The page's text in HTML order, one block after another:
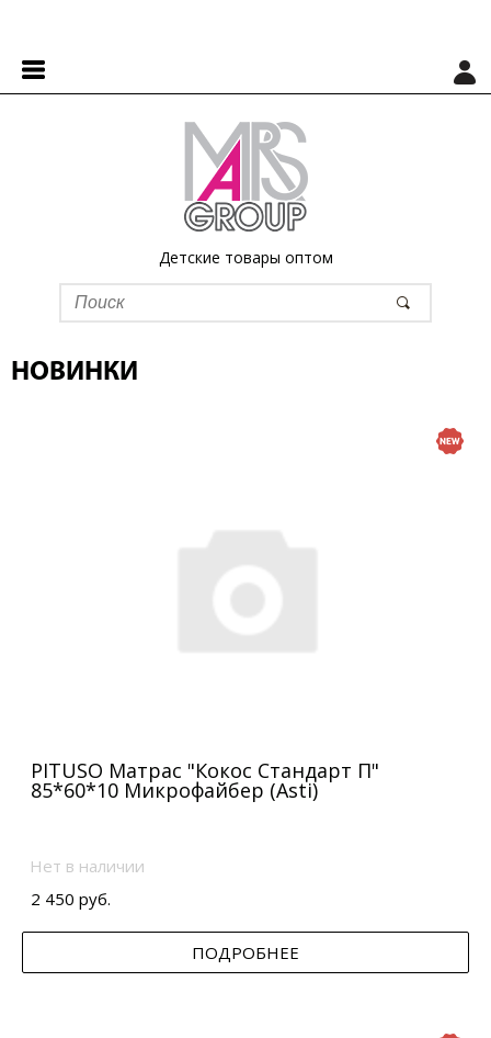
Детские товары оптом
НОВИНКИ
PITUSO Матрас "Кокос Стандарт П"
85*60*10 Микрофайбер (Asti)
Нет в наличии
2 450 руб.
ПОДРОБНЕЕ